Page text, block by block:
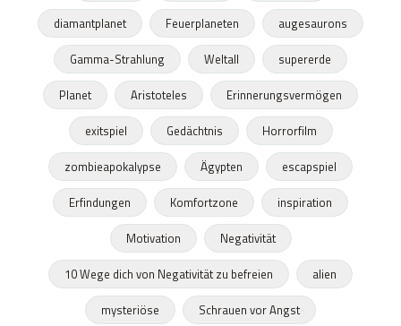
diamantplanet
Feuerplaneten
augesaurons
Gamma-Strahlung
Weltall
supererde
Planet
Aristoteles
Erinnerungsvermögen
exitspiel
Gedächtnis
Horrorfilm
zombieapokalypse
Ägypten
escapspiel
Erfindungen
Komfortzone
inspiration
Motivation
Negativität
10 Wege dich von Negativität zu befreien
alien
mysteriöse
Schrauen vor Angst